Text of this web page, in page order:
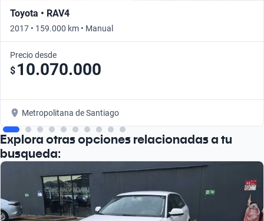
Toyota • RAV4
2017 • 159.000 km • Manual
Precio desde
$ 10.070.000
Metropolitana de Santiago
Explora otras opciones relacionadas a tu
busqueda: